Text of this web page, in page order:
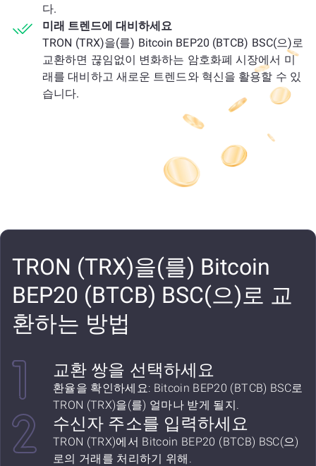
다.
미래 트렌드에 대비하세요
TRON (TRX)을(를) Bitcoin BEP20 (BTCB) BSC(으)로
교환하면 끊임없이 변화하는 암호화폐 시장에서 미
래를 대비하고 새로운 트렌드와 혁신을 활용할 수 있
습니다.
TRON (TRX)을(를) Bitcoin
BEP20 (BTCB) BSC(으)로 교
환하는 방법
교환 쌍을 선택하세요
환율을 확인하세요: Bitcoin BEP20 (BTCB) BSC로
TRON (TRX)을(를) 얼마나 받게 될지.
수신자 주소를 입력하세요
TRON (TRX)에서 Bitcoin BEP20 (BTCB) BSC(으)
로의 거래를 처리하기 위해.